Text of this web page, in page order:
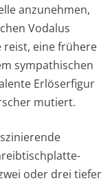
anzunehmen,
Vodalus
eine frühere
sympathischen
Erlöserfigur
mutiert.
oder drei tiefer